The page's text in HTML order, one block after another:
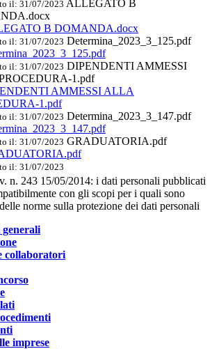
il: 31/07/2023 ALLEGATO B
B DOMANDA.docx
il: 31/07/2023 Determina_2023_3_125.pdf
il: 31/07/2023 DIPENDENTI AMMESSI
1.pdf
AMMESSI ALLA
1.pdf
il: 31/07/2023 Determina_2023_3_147.pdf
il: 31/07/2023 GRADUATORIA.pdf
il: 31/07/2023
n. 243 15/05/2014: i dati personali pubblicati
con gli scopi per i quali sono
norme sulla protezione dei dati personali
generali
collaboratori
imprese